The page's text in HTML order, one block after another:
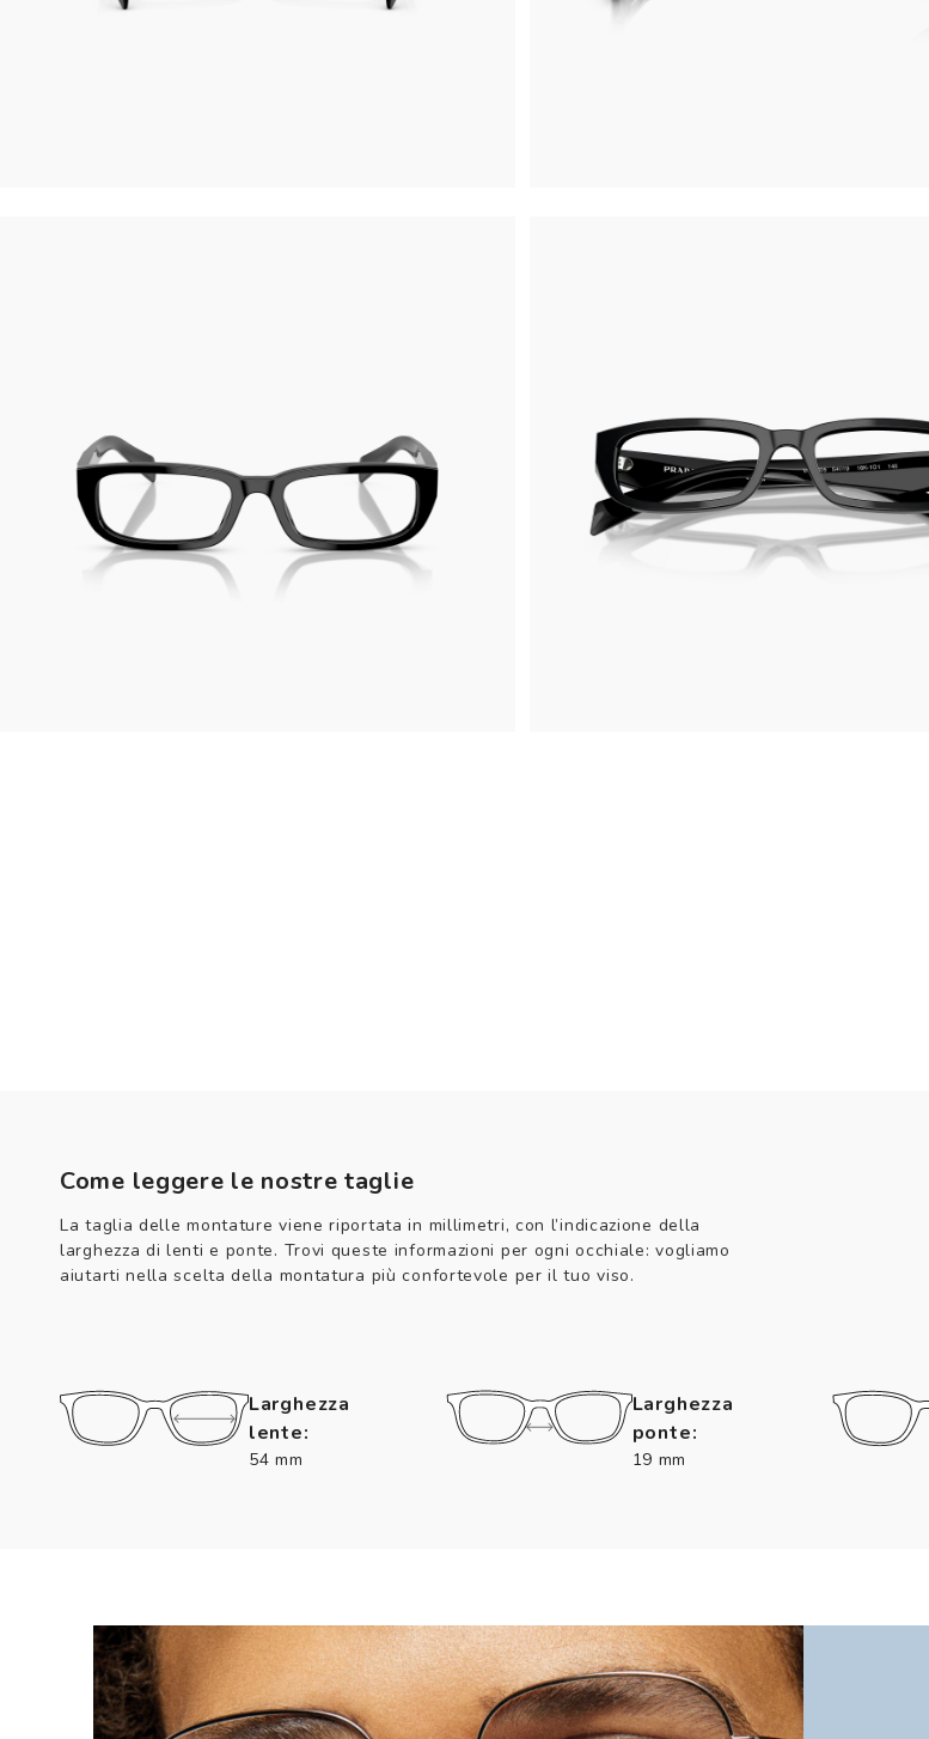
Come leggere le nostre taglie
La taglia delle montature viene riportata in millimetri, con l’indicazione della
larghezza di lenti e ponte. Trovi queste informazioni per ogni occhiale: vogliamo
aiutarti nella scelta della montatura più confortevole per il tuo viso.
Larghezza
lente:
54 mm
Larghezza
ponte:
19 mm